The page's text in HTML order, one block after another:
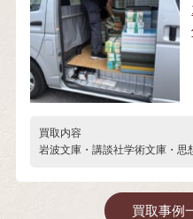
買取内容
岩波文庫・講談社学術文庫・思
買取事例